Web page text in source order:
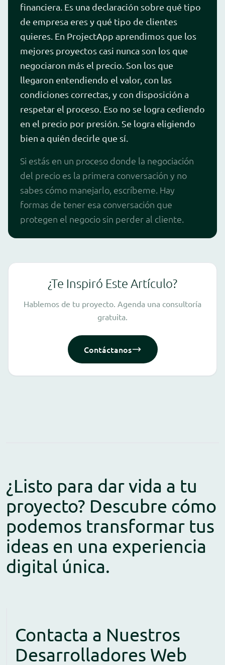
financiera. Es una declaración sobre qué tipo
de empresa eres y qué tipo de clientes
quieres. En ProjectApp aprendimos que los
mejores proyectos casi nunca son los que
negociaron más el precio. Son los que
llegaron entendiendo el valor, con las
condiciones correctas, y con disposición a
respetar el proceso. Eso no se logra cediendo
en el precio por presión. Se logra eligiendo
bien a quién decirle que sí.
Si estás en un proceso donde la negociación
del precio es la primera conversación y no
sabes cómo manejarlo, escríbeme. Hay
formas de tener esa conversación que
protegen el negocio sin perder al cliente.
¿Te Inspiró Este Artículo?
Hablemos de tu proyecto. Agenda una consultoría
gratuita.
Contáctanos
¿Listo para dar vida a tu
proyecto? Descubre cómo
podemos transformar tus
ideas en una experiencia
digital única.
Contacta a Nuestros
Desarrolladores Web